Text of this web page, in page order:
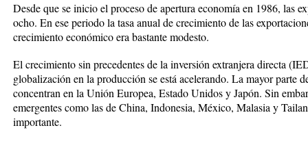
Desde que se inicio el proceso de apertura economía en 1986, las
ocho. En ese periodo la tasa anual de crecimiento de las
crecimiento económico era bastante modesto.
El crecimiento sin precedentes de la inversión extranjera directa
globalización en la producción se está acelerando. La mayor parte
concentran en la Unión Europea, Estado Unidos y Japón. Sin
emergentes como las de China, Indonesia, México, Malasia y
importante.